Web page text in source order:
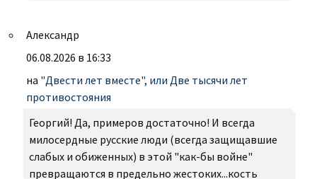
Александр
06.08.2026 в 16:33
на "Двести лет вместе", или Две тысячи лет
противостояния
Георгий! Да, примеров достаточно! И всегда
милосердные русские люди (всегда защищавшие
слабых и обиженных) в этой "как-бы войне"
превращаются в предельно жестоких...кость